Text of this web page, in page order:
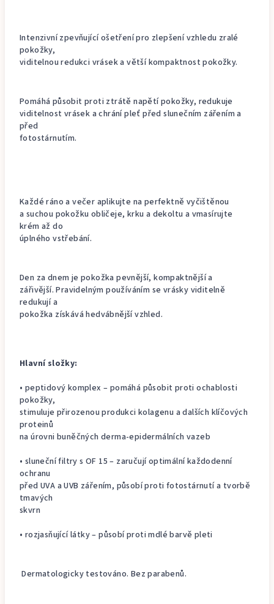
Intenzivní zpevňující ošetření pro zlepšení vzhledu zralé
pokožky,
viditelnou redukci vrásek a větší kompaktnost pokožky.
Pomáhá působit proti ztrátě napětí pokožky, redukuje
viditelnost vrásek a chrání pleť před slunečním zářením a
před
fotostárnutím.
Každé ráno a večer aplikujte na perfektně vyčištěnou
a suchou pokožku obličeje, krku a dekoltu a vmasírujte
krém až do
úplného vstřebání.
Den za dnem je pokožka pevnější, kompaktnější a
zářivější. Pravidelným používáním se vrásky viditelně
redukují a
pokožka získává hedvábnější vzhled.
Hlavní složky:
• peptidový komplex – pomáhá působit proti ochablosti
pokožky,
stimuluje přirozenou produkci kolagenu a dalších klíčových
proteinů
na úrovni buněčných derma-epidermálních vazeb
• sluneční filtry s OF 15 – zaručují optimální každodenní
ochranu
před UVA a UVB zářením, působí proti fotostárnutí a tvorbě
tmavých
skvrn
• rozjasňující látky – působí proti mdlé barvě pleti
Dermatologicky testováno. Bez parabenů.